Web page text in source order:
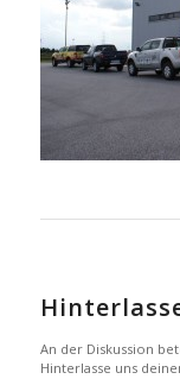
An der Diskussion
Hinterlasse uns